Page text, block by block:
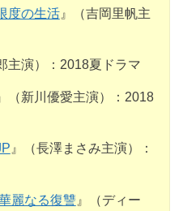
度の生活』（吉岡里帆主
主演）：2018夏ドラマ
（新川優愛主演）：2018
』（長澤まさみ主演）：
麗なる復讐』（ディー